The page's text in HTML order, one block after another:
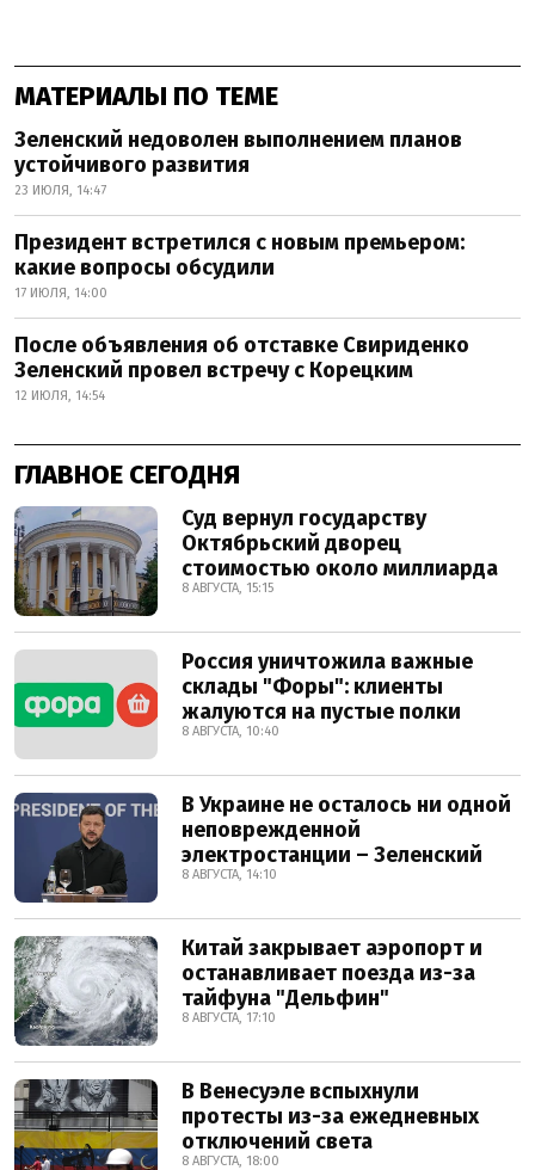
МАТЕРИАЛЫ ПО ТЕМЕ
Зеленский недоволен выполнением планов
устойчивого развития
23 ИЮЛЯ, 14:47
Президент встретился с новым премьером:
какие вопросы обсудили
17 ИЮЛЯ, 14:00
После объявления об отставке Свириденко
Зеленский провел встречу с Корецким
12 ИЮЛЯ, 14:54
ГЛАВНОЕ СЕГОДНЯ
Суд вернул государству
Октябрьский дворец
стоимостью около миллиарда
8 АВГУСТА, 15:15
Россия уничтожила важные
склады "Форы": клиенты
жалуются на пустые полки
8 АВГУСТА, 10:40
В Украине не осталось ни одной
неповрежденной
электростанции – Зеленский
8 АВГУСТА, 14:10
Китай закрывает аэропорт и
останавливает поезда из-за
тайфуна "Дельфин"
8 АВГУСТА, 17:10
В Венесуэле вспыхнули
протесты из-за ежедневных
отключений света
8 АВГУСТА, 18:00